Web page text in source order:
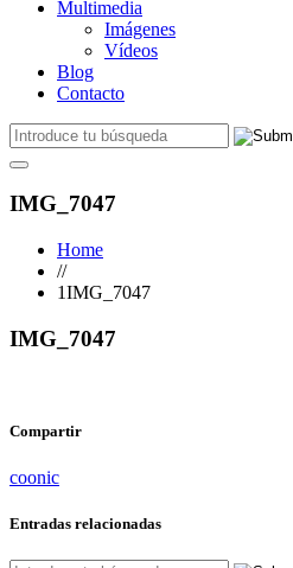
Multimedia
Imágenes
Vídeos
Blog
Contacto
IMG_7047
Home
//
1IMG_7047
IMG_7047
Compartir
coonic
Entradas relacionadas